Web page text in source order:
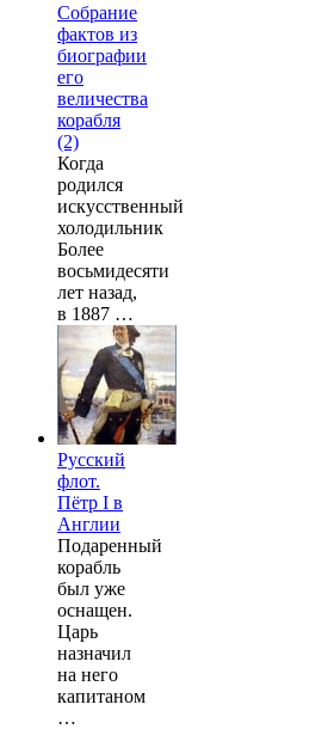
Собрание
фактов из
биографии
его
величества
корабля
(2)
Когда
родился
искусственный
холодильник
Более
восьмидесяти
лет назад,
в 1887 …
Русский
флот.
Пётр I в
Англии
Подаренный
корабль
был уже
оснащен.
Царь
назначил
на него
капитаном
…